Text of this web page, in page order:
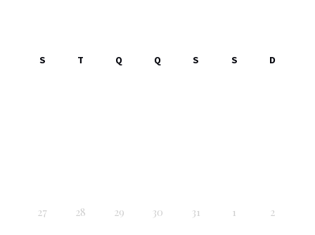
S T Q Q S S D
27 28 29 30 31 1 2